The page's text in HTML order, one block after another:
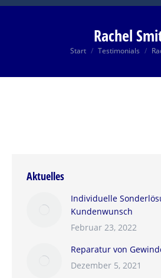
Rachel
Sie befinden sich hier:
Start Testimonials
Aktuelles
Individuelle
Kundenwunsch
Februar 23, 2022
Reparatur von
Dezember 5, 2021